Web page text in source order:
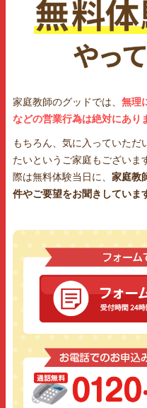
家庭教師のグッドでは、 無理
などの営業行為は絶対にあり
もちろん、気に入っていただ
たいというご家庭もございま
際は無料体験当日に、 家庭教
件やご要望をお聞きしていま